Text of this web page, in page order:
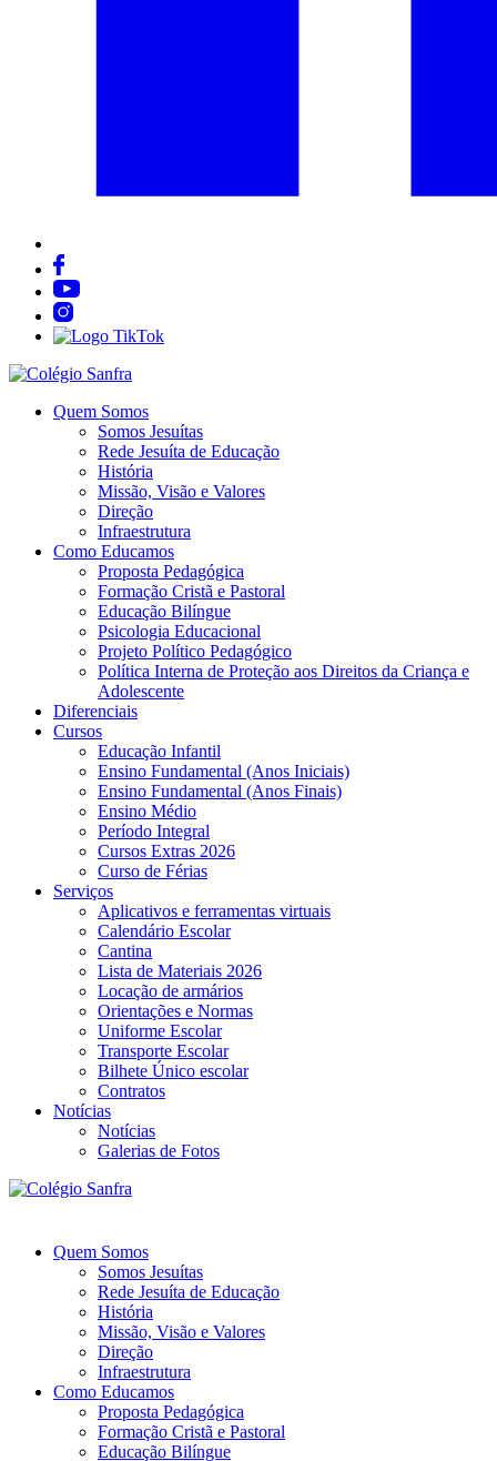
Quem Somos
Somos Jesuítas
Rede Jesuíta de Educação
História
Missão, Visão e Valores
Direção
Infraestrutura
Como Educamos
Proposta Pedagógica
Formação Cristã e Pastoral
Educação Bilíngue
Psicologia Educacional
Projeto Político Pedagógico
Política Interna de Proteção aos Direitos da Criança e
Adolescente
Diferenciais
Cursos
Educação Infantil
Ensino Fundamental (Anos Iniciais)
Ensino Fundamental (Anos Finais)
Ensino Médio
Período Integral
Cursos Extras 2026
Curso de Férias
Serviços
Aplicativos e ferramentas virtuais
Calendário Escolar
Cantina
Lista de Materiais 2026
Locação de armários
Orientações e Normas
Uniforme Escolar
Transporte Escolar
Bilhete Único escolar
Contratos
Notícias
Notícias
Galerias de Fotos
Quem Somos
Somos Jesuítas
Rede Jesuíta de Educação
História
Missão, Visão e Valores
Direção
Infraestrutura
Como Educamos
Proposta Pedagógica
Formação Cristã e Pastoral
Educação Bilíngue